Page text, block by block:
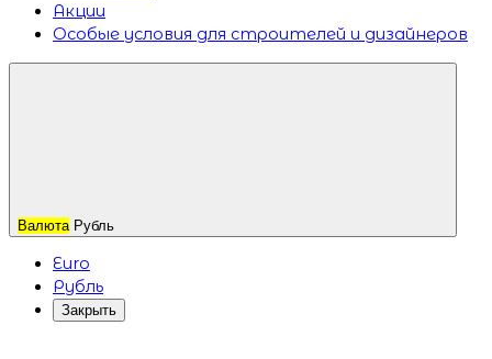
Акции
Особые условия для строителей и дизайнеров
Валюта Рубль
Euro
Рубль
Закрыть